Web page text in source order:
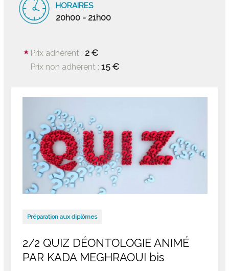
HORAIRES
20h00 - 21h00
Prix adhérent : 2 €
Prix non adhérent :15 €
Préparation aux diplômes
2/2 QUIZ DÉONTOLOGIE ANIMÉ
PAR KADA MEGHRAOUI bis